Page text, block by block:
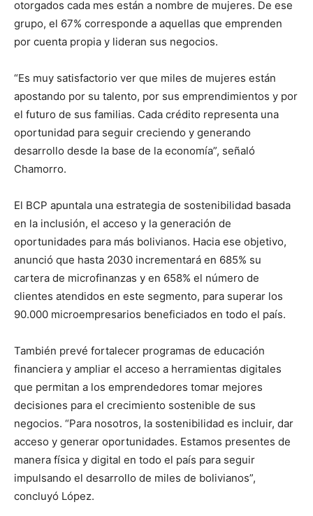
otorgados cada mes están a nombre de mujeres. De ese
grupo, el 67% corresponde a aquellas que emprenden
por cuenta propia y lideran sus negocios.
“Es muy satisfactorio ver que miles de mujeres están
apostando por su talento, por sus emprendimientos y por
el futuro de sus familias. Cada crédito representa una
oportunidad para seguir creciendo y generando
desarrollo desde la base de la economía”, señaló
Chamorro.
El BCP apuntala una estrategia de sostenibilidad basada
en la inclusión, el acceso y la generación de
oportunidades para más bolivianos. Hacia ese objetivo,
anunció que hasta 2030 incrementará en 685% su
cartera de microfinanzas y en 658% el número de
clientes atendidos en este segmento, para superar los
90.000 microempresarios beneficiados en todo el país.
También prevé fortalecer programas de educación
financiera y ampliar el acceso a herramientas digitales
que permitan a los emprendedores tomar mejores
decisiones para el crecimiento sostenible de sus
negocios. “Para nosotros, la sostenibilidad es incluir, dar
acceso y generar oportunidades. Estamos presentes de
manera física y digital en todo el país para seguir
impulsando el desarrollo de miles de bolivianos”,
concluyó López.